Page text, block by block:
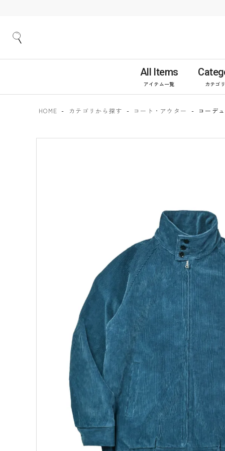
All Items
アイテム一覧 カテゴ
HOME カテゴリから探す コート・アウター コーデ